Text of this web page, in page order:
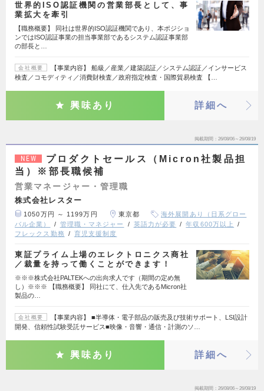
世界的ISO認証機関の営業部長として、事
業拡大を牽引
【職務概要】 同社は世界的ISO認証機関であり、本ポジショ
ンではISO認証事業の担当事業部であるシステム認証事業部
の部長と…
会社概要
【事業内容】 船級／産業／建築認証／システム認証／インサービス
検査／コモディティ／消費財検査／政府指定検査・国際貿易検査 【…
興味あり 詳細へ
掲載期間 26/08/06～26/08/19
NEW
プロダクトセールス（Micron社製品担
当）※部長職候補
営業マネージャー・管理職
株式会社レスター
1050万円 ～ 1199万円 東京都
海外展開あり（日系グロー
バル企業）
管理職・マネジャー 英語力が必要
年収600万以上
フレックス勤務
育児支援制度
東証プライム上場のエレクトロニクス商社
／裁量を持って働くことができます！
※※※株式会社PALTEKへの出向求人です（期間の定め無
し）※※※ 【職務概要】 同社にて、仕入先であるMicron社
製品の…
会社概要
【事業内容】 ■半導体・電子部品の販売及び技術サポート、LSI設計
開発、信頼性試験受託サービス■映像・音響・通信・計測のソ…
興味あり 詳細へ
掲載期間 26/08/06～26/08/19